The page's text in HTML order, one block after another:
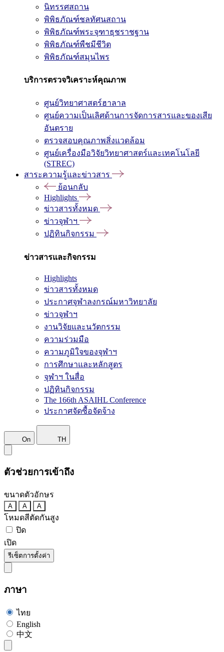
นิทรรศสถาน
พิพิธภัณฑ์ชลทัศนสถาน
พิพิธภัณฑ์พระจุฑาธุชราชฐาน
พิพิธภัณฑ์พืชมีชีวิต
พิพิธภัณฑ์สมุนไพร
บริการตรวจวิเคราะห์คุณภาพ
ศูนย์วิทยาศาสตร์ฮาลาล
ศูนย์ความเป็นเลิศด้านการจัดการสารและของเสีย
อันตราย
ตรวจสอบคุณภาพสิ่งแวดล้อม
ศูนย์เครื่องมือวิจัยวิทยาศาสตร์และเทคโนโลยี
(STREC)
สาระความรู้และข่าวสาร
ย้อนกลับ
Highlights
ข่าวสารทั้งหมด
ข่าวจุฬาฯ
ปฏิทินกิจกรรม
ข่าวสารและกิจกรรม
Highlights
ข่าวสารทั้งหมด
ประกาศจุฬาลงกรณ์มหาวิทยาลัย
ข่าวจุฬาฯ
งานวิจัยและนวัตกรรม
ความร่วมมือ
ความภูมิใจของจุฬาฯ
การศึกษาและหลักสูตร
จุฬาฯ ในสื่อ
ปฏิทินกิจกรรม
The 166th ASAIHL Conference
ประกาศจัดซื้อจัดจ้าง
On TH
ตัวช่วยการเข้าถึง
ขนาดตัวอักษร
A A A
โหมดสีตัดกันสูง
ปิด
เปิด
รีเซ็ตการตั้งค่า
ภาษา
ไทย
English
中文